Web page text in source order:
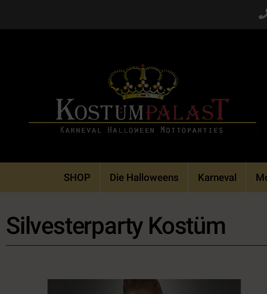
SHOP Die Halloweens Karneval
Silvesterparty Kostüm